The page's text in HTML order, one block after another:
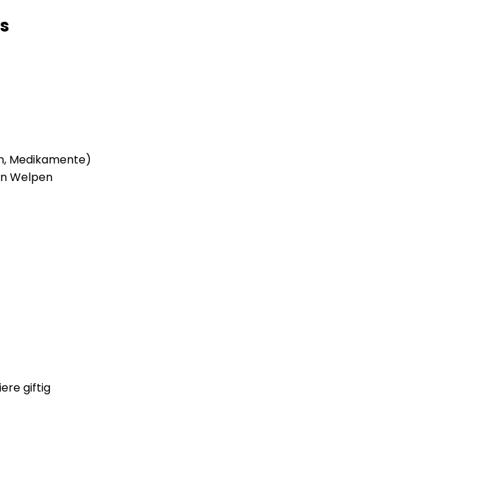
Medikamente)
Welpen
giftig